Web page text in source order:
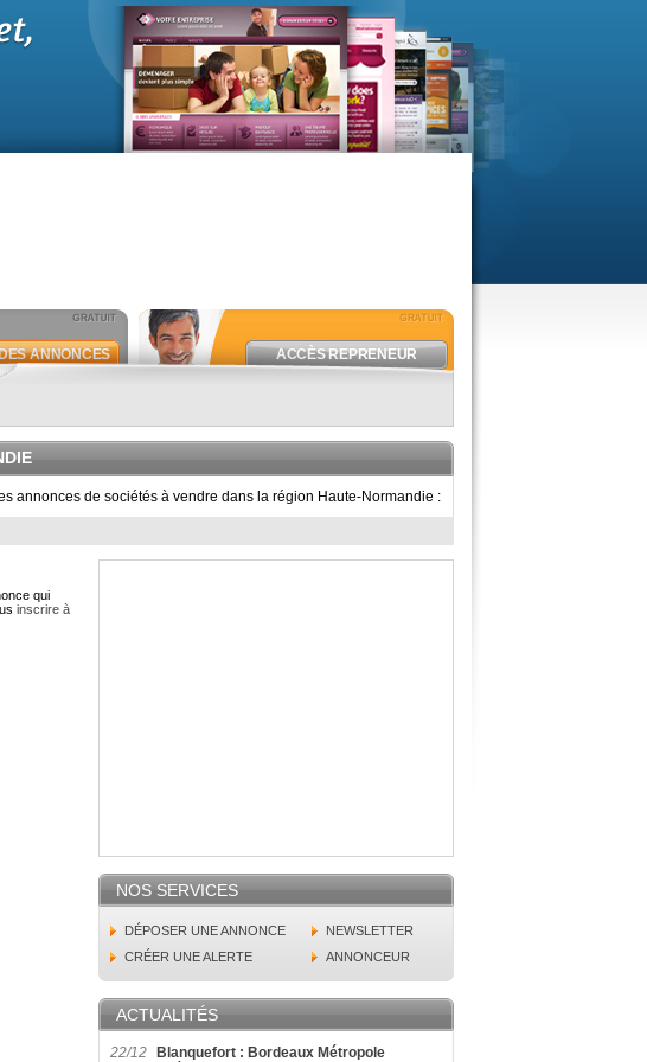
ANNONCES ACCÈS REPRENEUR
annonces de sociétés à vendre dans la région Haute-Normandie :
qui
inscrire à
NOS SERVICES
DÉPOSER UNE ANNONCE
NEWSLETTER
CRÉER UNE ALERTE
ANNONCEUR
ACTUALITÉS
22/12
Blanquefort : Bordeaux Métropole